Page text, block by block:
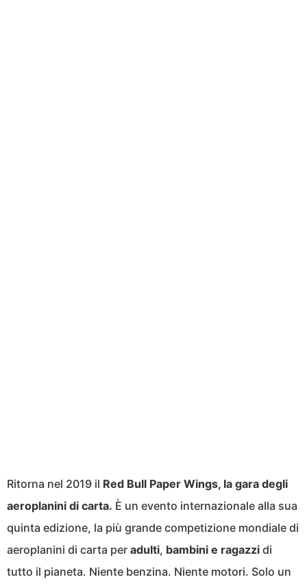
Ritorna nel 2019 il Red Bull Paper Wings, la gara degli
aeroplanini di carta. È un evento internazionale alla sua
quinta edizione, la più grande competizione mondiale di
aeroplanini di carta per adulti, bambini e ragazzi di
tutto il pianeta. Niente benzina. Niente motori. Solo un